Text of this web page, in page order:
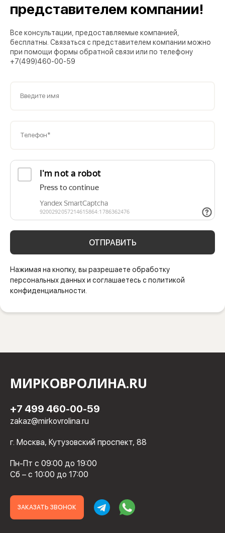
представителем компании!
Все консультации, предоставляемые компанией,
бесплатны. Связаться с представителем компании можно
при помощи формы обратной связи или по телефону
+7(499)460-00-59
Введите имя
Телефон*
ОТПРАВИТЬ
Нажимая на кнопку, вы разрешаете обработку
персональных данных и соглашаетесь с политикой
конфиденциальности.
МИРКОВРОЛИНА.RU
+7 499 460-00-59
zakaz@mirkovrolina.ru
г. Москва, Кутузовский проспект, 88
Пн-Пт с 09:00 до 19:00
Сб – с 10:00 до 17:00
ЗАКАЗАТЬ ЗВОНОК